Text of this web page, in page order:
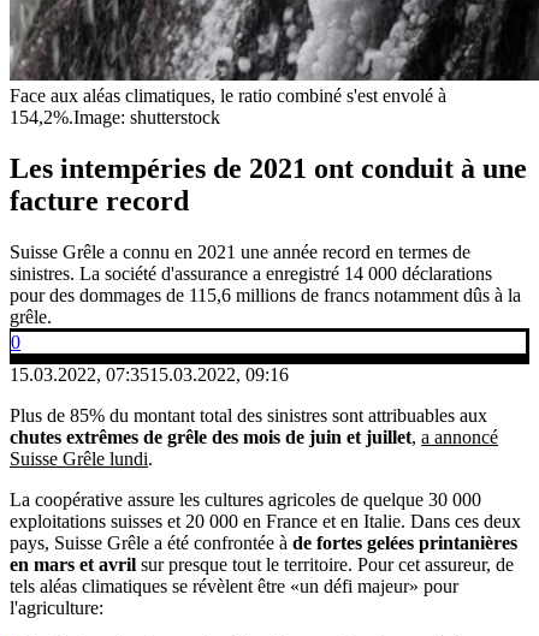
Face aux aléas climatiques, le ratio combiné s'est envolé à
154,2%.Image: shutterstock
Les intempéries de 2021 ont conduit à une
facture record
Suisse Grêle a connu en 2021 une année record en termes de
sinistres. La société d'assurance a enregistré 14 000 déclarations
pour des dommages de 115,6 millions de francs notamment dûs à la
grêle.
0
15.03.2022, 07:3515.03.2022, 09:16
Plus de 85% du montant total des sinistres sont attribuables aux
chutes extrêmes de grêle des mois de juin et juillet, a annoncé
Suisse Grêle lundi.
La coopérative assure les cultures agricoles de quelque 30 000
exploitations suisses et 20 000 en France et en Italie. Dans ces deux
pays, Suisse Grêle a été confrontée à de fortes gelées printanières
en mars et avril sur presque tout le territoire. Pour cet assureur, de
tels aléas climatiques se révèlent être «un défi majeur» pour
l'agriculture: